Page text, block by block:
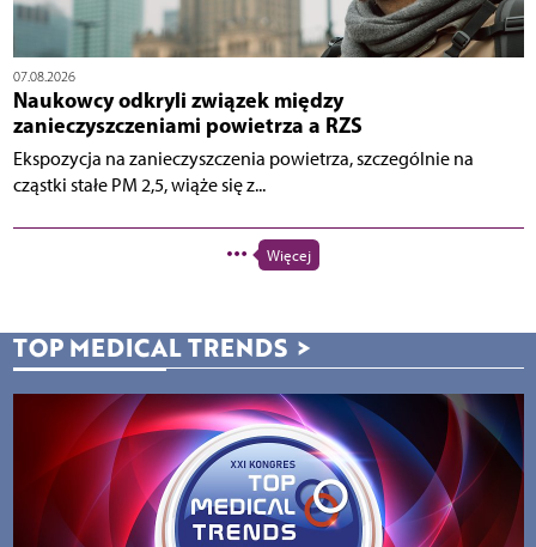
07.08.2026
Naukowcy odkryli związek między
zanieczyszczeniami powietrza a RZS
Ekspozycja na zanieczyszczenia powietrza, szczególnie na
cząstki stałe PM 2,5, wiąże się z...
Więcej
TOP MEDICAL TRENDS >